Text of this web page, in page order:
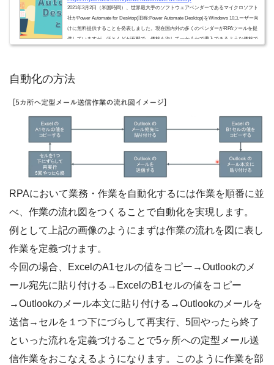
2021年3月2日（米国時間）、世界最大手のソフトウェアベンダーであるマイクロソフト
社がPower Automate for Desktop(旧称:Power Automate Desktop)をWindows 10ユーザー向
けに無料提供することを発表しました。現在国内外の多くのベンダーがRPAツールを提
供していますが、ほとんどが有料で、価格も決して一か八かで導入できるような価格で
自動化の方法
RPAにおいて業務・作業を自動化するには作業を順番に並
べ、作業の流れ図をつくることで自動化を実現します。
例として上記の画像のようにまずは作業の流れを図に表し
作業を定義づけます。
今回の場合、ExcelのA1セルの値をコピー→Outlookのメ
ール宛先に貼り付ける→ExcelのB1セルの値をコピー
→Outlookのメール本文に貼り付ける→Outlookのメールを
送信→セルを１つ下にづらして再実行、5回やったら終了
といった流れを定義づけることで5ヶ所への定型メール送
信作業をおこなえるようになります。このように作業を部